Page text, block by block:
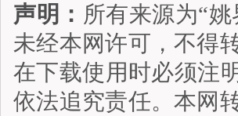
声明： 所有来源为“
未经本网许可，不得
在下载使用时必须注
依法追究责任。本网